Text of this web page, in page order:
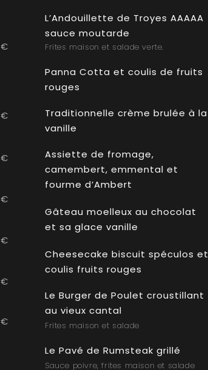
L’Andouillette de Troyes AAAAA
sauce moutarde
Frites maison et salade verte.
Panna Cotta et coulis de fruits
rouges
Traditionnelle crème brulée à la
vanille
Assiette de fromage,
camembert, emmental et
fourme d’Ambert
Gâteau moelleux au chocolat
et sa glace vanille
Cheesecake biscuit spéculos et
coulis fruits rouges
Le Burger de Poulet croustillant
au vieux cantal
Frites maison et salade
Le Pavé de Rumsteak grillé
Sauce poivre, frites maison et salade